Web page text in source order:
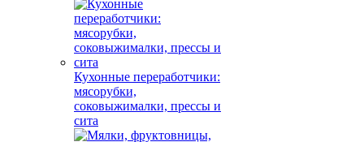
Кухонные переработчики:
мясорубки,
соковыжималки, прессы и
сита